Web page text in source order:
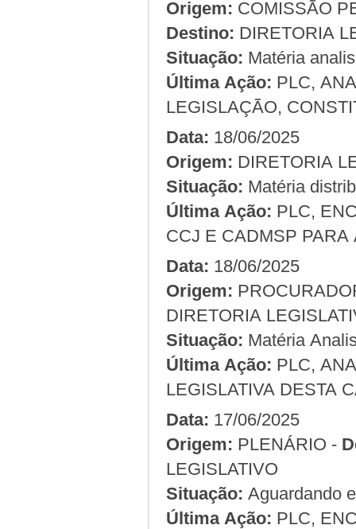
Origem:
Destino: DIRETORIA
Situação: Matéria
Última Ação: PLC,
LEGISLAÇÃO,
Data: 18/06/2025
Origem:
Situação: Matéria
Última Ação: PLC,
CCJ E CADMSP
Data: 18/06/2025
Origem:
DIRETORIA
Situação: Matéria
Última Ação: PLC,
LEGISLATIVA DESTA
Data: 17/06/2025
Origem:
PLENÁRIO -
LEGISLATIVO
Situação: Aguardando
Última Ação: PLC,